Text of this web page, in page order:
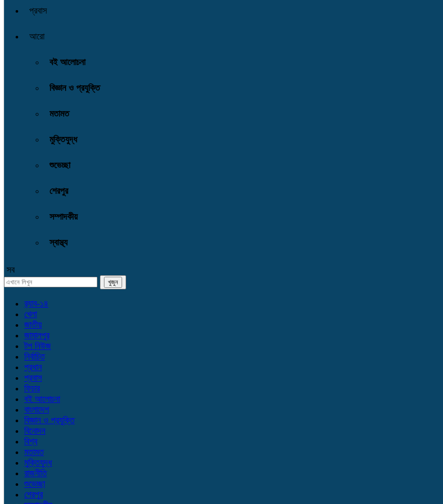
প্রবাস
আরো
বই আলোচনা
বিজ্ঞান ও প্রযুক্তি
মতামত
মুক্তিযুদ্ধ
শুভেচ্ছা
শেরপুর
সম্পাদকীয়
স্বাস্থ্য
সব
র‌্যাব-১৪
খেলা
জাতীয়
জামালপুর
টপ নিউজ
নির্বাচিত
প্রধান
প্রবাস
ফিচার
বই আলোচনা
বাংলাদেশ
বিজ্ঞান ও প্রযুক্তি
বিনোদন
বিশ্ব
মতামত
মুক্তিযুদ্ধ
রাজনীতি
শুভেচ্ছা
শেরপুর